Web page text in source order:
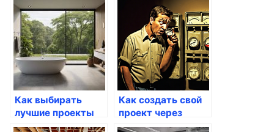
Госуслуги
госуслуги
Как выбирать
лучшие проекты
через госуслуги
Как создать свой
проект через
Госуслуги